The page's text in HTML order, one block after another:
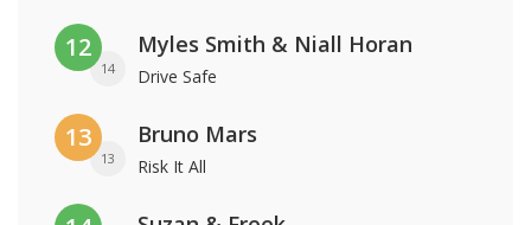
12
14
Myles Smith & Niall Horan
Drive Safe
13
13
Bruno Mars
Risk It All